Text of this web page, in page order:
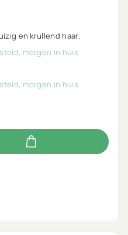
en krullend haar.
morgen in huis
morgen in huis